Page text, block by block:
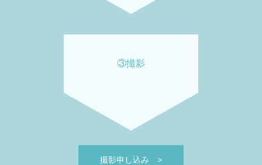
③撮影
撮影申し込み >